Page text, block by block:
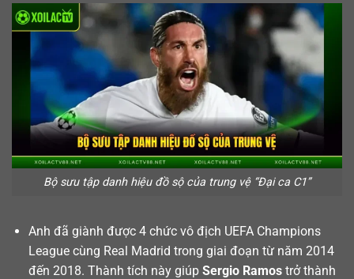
Bộ sưu tập danh hiệu đồ sộ của trung vệ “Đại ca C1”
Anh đã giành được 4 chức vô địch UEFA Champions
League cùng Real Madrid trong giai đoạn từ năm 2014
đến 2018. Thành tích này giúp Sergio Ramostrở thành